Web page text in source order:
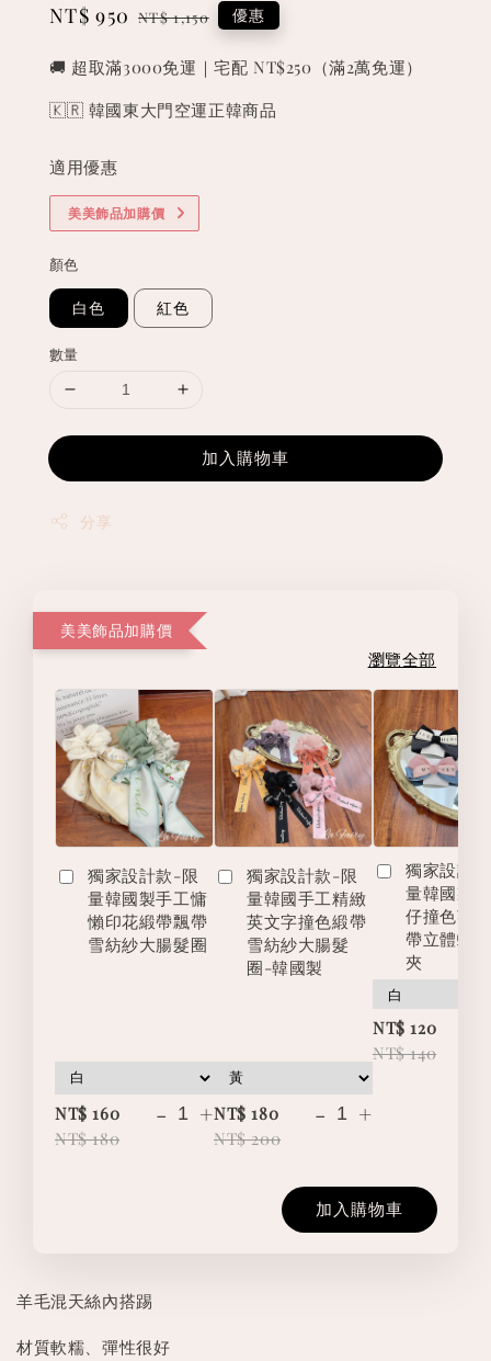
Sale
NT$ 950 Regular
NT$ 1,150 優惠
🚚 超取滿3000免運｜宅配 NT$250（滿2萬免運）
🇰🇷 韓國東大門空運正韓商品
適用優惠
美美飾品加購價
顏色
白色 紅色
數量
加入購物車
分享
美美飾品加購價
瀏覽全部
獨家設計款-限
量韓國製手工慵
懶印花緞帶飄帶
雪紡紗大腸髮圈
NT$ 160
NT$ 180
- +
獨家設計款-限
量韓國手工精緻
英文字撞色緞帶
雪紡紗大腸髮
圈-韓國製
NT$ 180
NT$ 200
- +
獨家設計
量韓國製
仔撞色英
帶立體蝴
夾
NT$ 120
NT$ 140
加入購物車
羊毛混天絲內搭踢
材質軟糯、彈性很好